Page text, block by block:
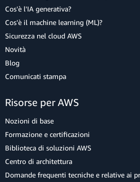
Cos'è l'IA generativa?
Cos'è il machine learning (ML)?
Sicurezza nel cloud AWS
Novità
Blog
Comunicati stampa
Risorse per AWS
Nozioni di base
Formazione e certificazioni
Biblioteca di soluzioni AWS
Centro di architettura
Domande frequenti tecniche e relative ai